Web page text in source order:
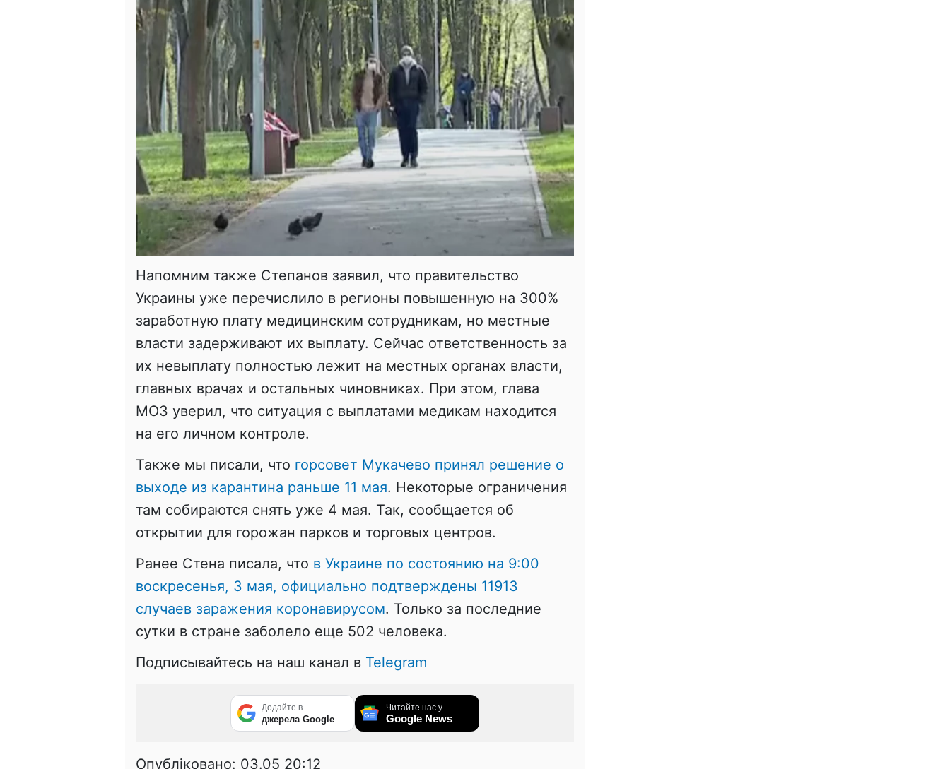
Напомним также Степанов заявил, что правительство
Украины уже перечислило в регионы повышенную на 300%
заработную плату медицинским сотрудникам, но местные
власти задерживают их выплату. Сейчас ответственность за
их невыплату полностью лежит на местных органах власти,
главных врачах и остальных чиновниках. При этом, глава
МОЗ уверил, что ситуация с выплатами медикам находится
на его личном контроле.
Также мы писали, что горсовет Мукачево принял решение о
выходе из карантина раньше 11 мая. Некоторые ограничения
там собираются снять уже 4 мая. Так, сообщается об
открытии для горожан парков и торговых центров.
Ранее Стена писала, что в Украине по состоянию на 9:00
воскресенья, 3 мая, официально подтверждены 11913
случаев заражения коронавирусом. Только за последние
сутки в стране заболело еще 502 человека.
Подписывайтесь на наш канал в Telegram
Додайте в
джерела Google
Читайте нас у
Google News
Опубліковано: 03.05 20:12